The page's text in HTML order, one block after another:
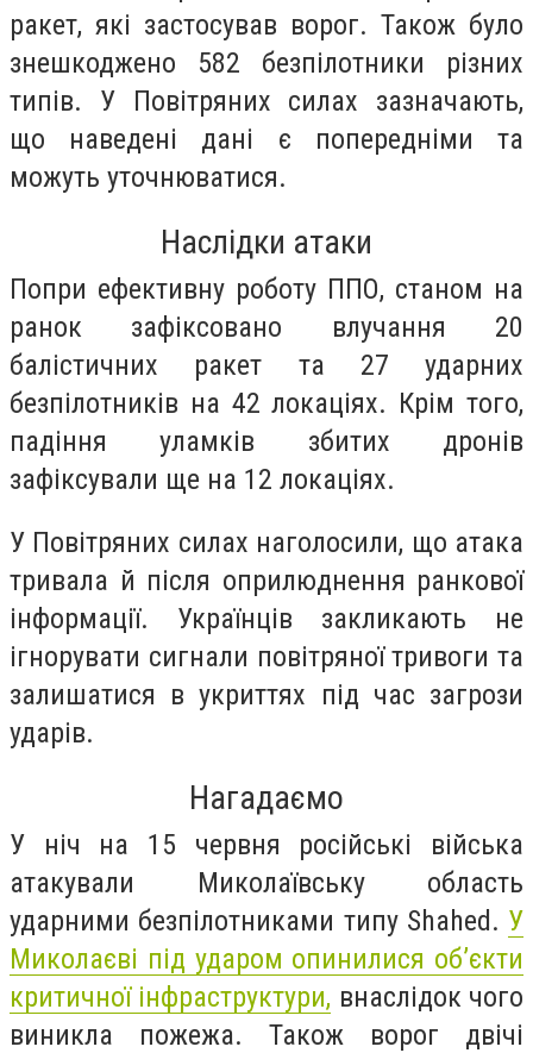
ракет, які застосував ворог. Також було
знешкоджено 582 безпілотники різних
типів. У Повітряних силах зазначають,
що наведені дані є попередніми та
можуть уточнюватися.
Наслідки атаки
Попри ефективну роботу ППО, станом на
ранок зафіксовано влучання 20
балістичних ракет та 27 ударних
безпілотників на 42 локаціях. Крім того,
падіння уламків збитих дронів
зафіксували ще на 12 локаціях.
У Повітряних силах наголосили, що атака
тривала й після оприлюднення ранкової
інформації. Українців закликають не
ігнорувати сигнали повітряної тривоги та
залишатися в укриттях під час загрози
ударів.
Нагадаємо
У ніч на 15 червня російські війська
атакували Миколаївську область
ударними безпілотниками типу Shahed. У
Миколаєві під ударом опинилися об’єкти
критичної інфраструктури, внаслідок чого
виникла пожежа. Також ворог двічі